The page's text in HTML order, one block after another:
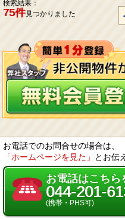
検索結果：
75件見つかりました
お電話でのお問合せの場合は、
「ホームページを見た」
とお伝
お電話はこちら
044-201-
(携帯・PHS可)